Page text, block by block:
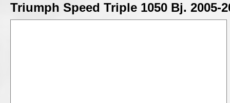
Triumph Speed Triple 1050 Bj. 2005-